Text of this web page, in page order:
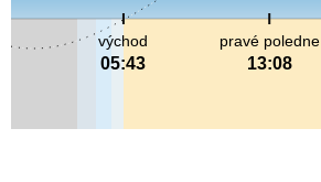
pravé poledne
13:08
východ
05:43